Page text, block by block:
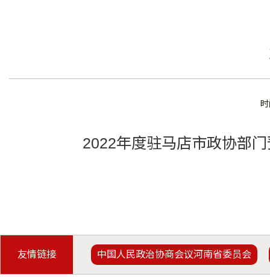
2022年度驻马店市政协部
友情链接 中国人民政治协商会议河南省委员会